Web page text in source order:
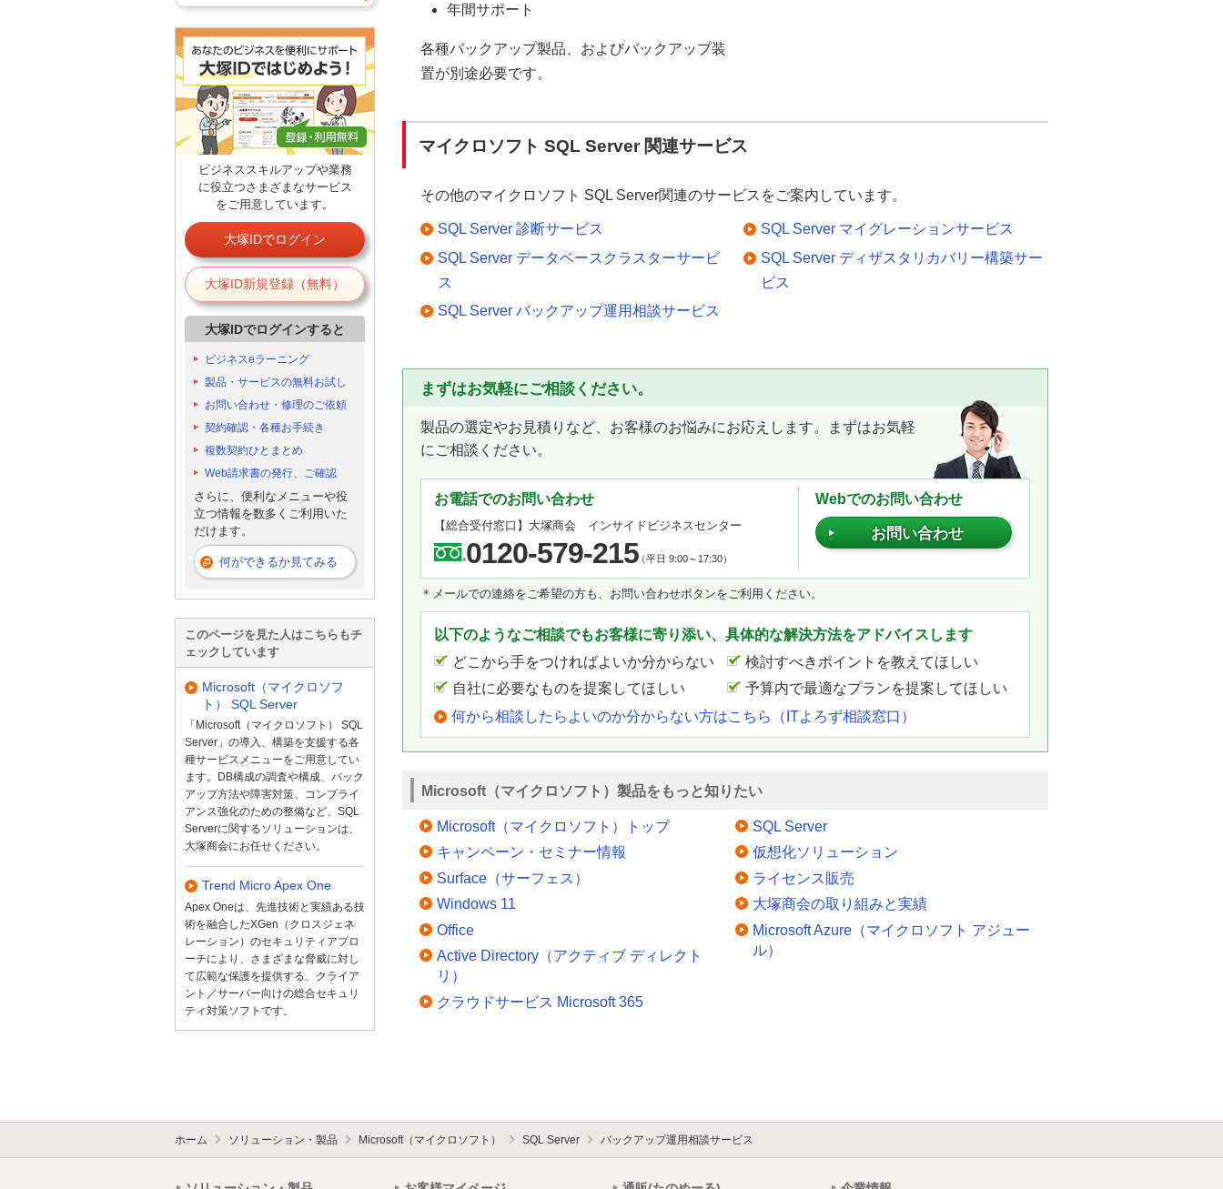
年間サポート
各種バックアップ製品、およびバックアップ装
置が別途必要です。
マイクロソフト SQL Server 関連サービス
その他のマイクロソフト SQL Server関連のサービスをご案内しています。
SQL Server 診断サービス
SQL Server データベースクラスターサービ
ス
SQL Server バックアップ運用相談サービス
SQL Server マイグレーションサービス
SQL Server ディザスタリカバリー構築サー
ビス
まずはお気軽にご相談ください。
製品の選定やお見積りなど、お客様のお悩みにお応えします。まずはお気軽
にご相談ください。
お電話でのお問い合わせ
【総合受付窓口】大塚商会 インサイドビジネスセンター
0120-579-215（平日 9:00～17:30）
Webでのお問い合わせ
お問い合わせ
＊メールでの連絡をご希望の方も、お問い合わせボタンをご利用ください。
以下のようなご相談でもお客様に寄り添い、具体的な解決方法をアドバイスします
どこから手をつければよいか分からない
検討すべきポイントを教えてほしい
自社に必要なものを提案してほしい
予算内で最適なプランを提案してほしい
何から相談したらよいのか分からない方はこちら（ITよろず相談窓口）
Microsoft（マイクロソフト）製品をもっと知りたい
Microsoft（マイクロソフト）トップ
キャンペーン・セミナー情報
Surface（サーフェス）
Windows 11
Office
Active Directory（アクティブ ディレクト
リ）
クラウドサービス Microsoft 365
SQL Server
仮想化ソリューション
ライセンス販売
大塚商会の取り組みと実績
Microsoft Azure（マイクロソフト アジュー
ル）
ビジネススキルアップや業務
に役立つさまざまなサービス
をご用意しています。
大塚IDでログイン
大塚ID新規登録（無料）
大塚IDでログインすると
ビジネスeラーニング
製品・サービスの無料お試し
お問い合わせ・修理のご依頼
契約確認・各種お手続き
複数契約ひとまとめ
Web請求書の発行、ご確認
さらに、便利なメニューや役
立つ情報を数多くご利用いた
だけます。
何ができるか見てみる
このページを見た人はこちらもチ
ェックしています
Microsoft（マイクロソフ
ト） SQL Server
「Microsoft（マイクロソフト） SQL
Server」の導入、構築を支援する各
種サービスメニューをご用意してい
ます。DB構成の調査や構成、バック
アップ方法や障害対策、コンプライ
アンス強化のための整備など、SQL
Serverに関するソリューションは、
大塚商会にお任せください。
Trend Micro Apex One
Apex Oneは、先進技術と実績ある技
術を融合したXGen（クロスジェネ
レーション）のセキュリティアプロ
ーチにより、さまざまな脅威に対し
て広範な保護を提供する、クライア
ント／サーバー向けの総合セキュリ
ティ対策ソフトです。
ホーム ソリューション・製品 Microsoft（マイクロソフト） SQL Server バックアップ運用相談サービス